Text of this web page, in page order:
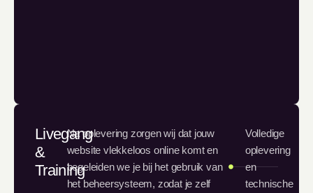
Livegang
&
Training
Na oplevering zorgen wij dat jouw
website vlekkeloos online komt en
begeleiden we je bij het gebruik van
het beheersysteem, zodat je zelf
Volledige
oplevering
en
technische